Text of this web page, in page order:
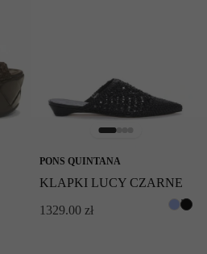
PONS QUINTANA
KLAPKI LUCY CZARNE
1329.00 zł